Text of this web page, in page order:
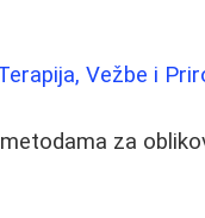
Vežbe i
za